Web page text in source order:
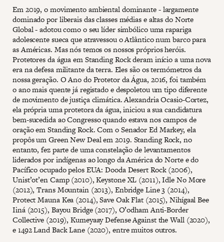
Em 2019, o movimento ambiental dominante - largamente
dominado por liberais das classes médias e altas do Norte
Global - adotou como o seu líder simbólico uma rapariga
adolescente sueca que atravessou o Atlântico num barco para
as Américas. Mas nós temos os nossos próprios heróis.
Protetores da água em Standing Rock deram início a uma nova
era na defesa militante da terra. Eles são os termómetros da
nossa geração. O Ano do Protetor da Água, 2016, foi também
o ano mais quente já registado e despoletou um tipo diferente
de movimento de justiça climática. Alexandria Ocasio-Cortez,
ela própria uma protetora da água, iniciou a sua candidatura
bem-sucedida ao Congresso quando estava nos campos de
oração em Standing Rock. Com o Senador Ed Markey, ela
propôs um Green New Deal em 2019. Standing Rock, no
entanto, fez parte de uma constelação de levantamentos
liderados por indígenas ao longo da América do Norte e do
Pacífico ocupado pelos EUA: Dooda Desert Rock (2006),
Unist’ot’en Camp (2010), Keystone XL (2011), Idle No More
(2012), Trans Mountain (2013), Enbridge Line 3 (2014),
Protect Mauna Kea (2014), Save Oak Flat (2015), Nihígaal Bee
Iiná (2015), Bayou Bridge (2017), O’odham Anti-Border
Collective (2019), Kumeyaay Defense Against the Wall (2020),
e 1492 Land Back Lane (2020), entre muitos outros.